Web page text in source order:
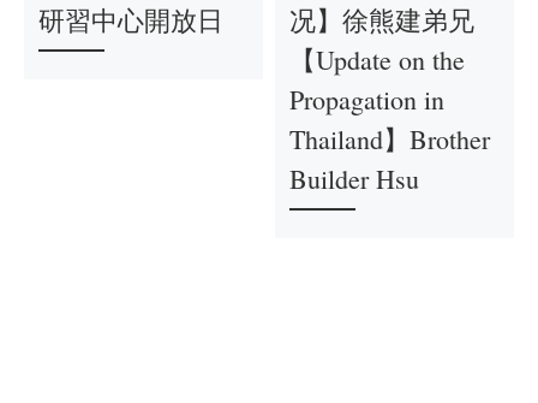
研習中心開放日
况】徐熊建弟兄
【Update on the
Propagation in
Thailand】Brother
Builder Hsu